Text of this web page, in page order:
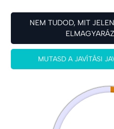
NEM TUDOD, MIT
MUTASD A JAVÍTÁSI